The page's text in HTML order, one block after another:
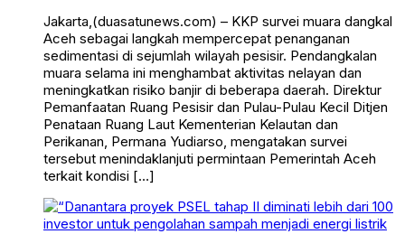
Jakarta,(duasatunews.com) – KKP survei muara dangkal
Aceh sebagai langkah mempercepat penanganan
sedimentasi di sejumlah wilayah pesisir. Pendangkalan
muara selama ini menghambat aktivitas nelayan dan
meningkatkan risiko banjir di beberapa daerah. Direktur
Pemanfaatan Ruang Pesisir dan Pulau-Pulau Kecil Ditjen
Penataan Ruang Laut Kementerian Kelautan dan
Perikanan, Permana Yudiarso, mengatakan survei
tersebut menindaklanjuti permintaan Pemerintah Aceh
terkait kondisi […]